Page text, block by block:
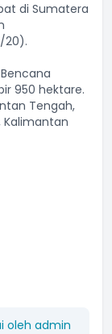
di Sumatera
20).
950 hektare.
Tengah,
Kalimantan
oleh admin